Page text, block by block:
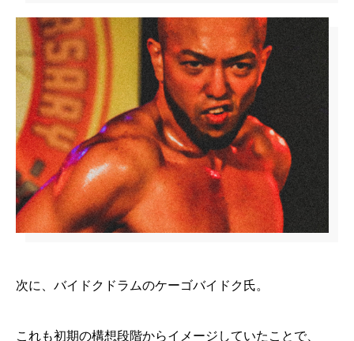
次に、バイドクドラムのケーゴバイドク氏。
これも初期の構想段階からイメージしていたことで、